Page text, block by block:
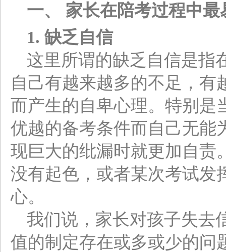
一、 家长在陪考过程中
1. 缺乏自信
这里所谓的缺乏自信是指
自己有越来越多的不足，有
而产生的自卑心理。特别是
优越的备考条件而自己无能
现巨大的纰漏时就更加自责
没有起色，或者某次考试发
心。
我们说，家长对孩子失去
值的制定存在或多或少的问